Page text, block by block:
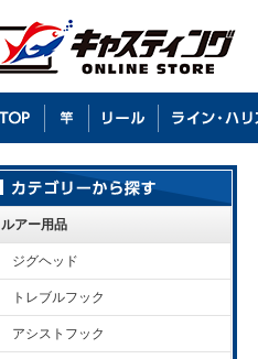
ルアー用品
ジグヘッド
トレブルフック
アシストフック